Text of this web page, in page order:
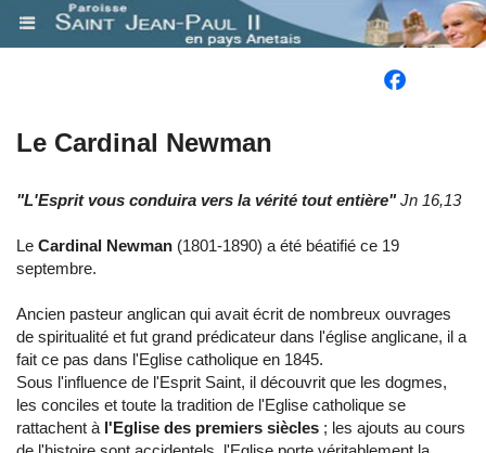
Le Cardinal Newman
"L'Esprit vous conduira vers la vérité tout entière"Jn 16,13
Le Cardinal Newman (1801-1890) a été béatifié ce 19
septembre.
Ancien pasteur anglican qui avait écrit de nombreux ouvrages
de spiritualité et fut grand prédicateur dans l'église anglicane, il a
fait ce pas dans l'Eglise catholique en 1845.
Sous l'influence de l'Esprit Saint, il découvrit que les dogmes,
les conciles et toute la tradition de l'Eglise catholique se
rattachent à l'Eglise des premiers siècles ; les ajouts au cours